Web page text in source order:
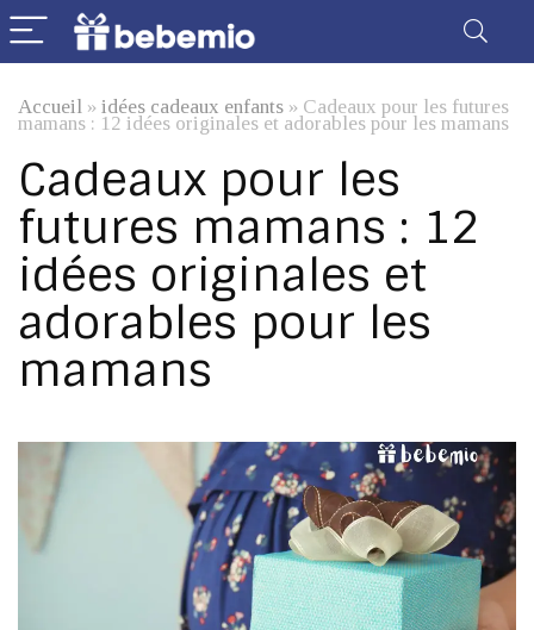
Accueil » idées cadeaux enfants » Cadeaux pour les futures
mamans : 12 idées originales et adorables pour les mamans
Cadeaux pour les
futures mamans : 12
idées originales et
adorables pour les
mamans